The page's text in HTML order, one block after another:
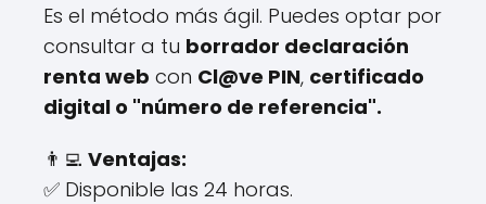
Es el método más ágil. Puedes optar por
consultar a tu borrador declaración
renta web con Cl@ve PIN, certificado
digital o "número de referencia".
👨‍💻 Ventajas:
✅ Disponible las 24 horas.